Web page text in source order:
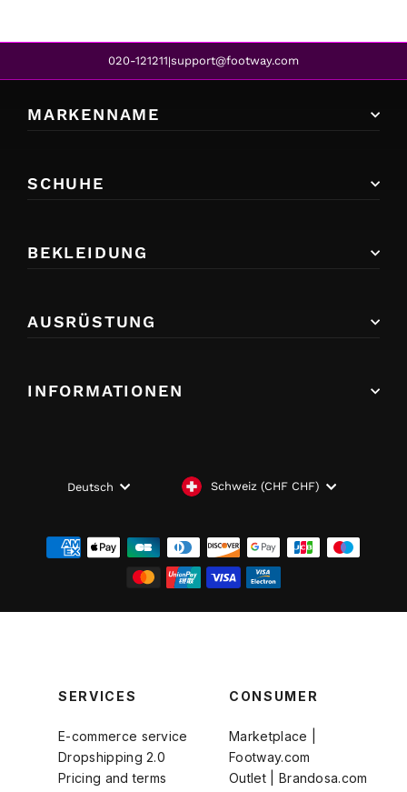
020-121211|support@footway.com
MARKENNAME
SCHUHE
BEKLEIDUNG
AUSRÜSTUNG
INFORMATIONEN
SPRACHE
Deutsch WÄHRUNG
Schweiz (CHF CHF)
SERVICES
E-commerce service
Dropshipping 2.0
Pricing and terms
CONSUMER
Marketplace |
Footway.com
Outlet | Brandosa.com